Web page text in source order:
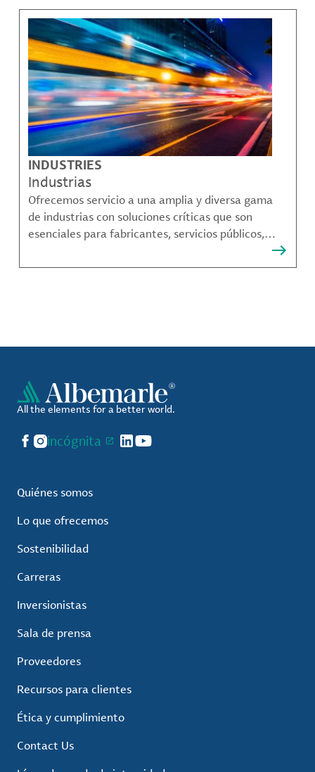
INDUSTRIES
Industrias
Ofrecemos servicio a una amplia y diversa gama
de industrias con soluciones críticas que son
esenciales para fabricantes, servicios públicos,
compuestos de materiales y mucho más.
All the elements for a better world.
Facebook
Instagram
incógnita LinkedIn
YouTube
Quiénes somos
Lo que ofrecemos
Sostenibilidad
Carreras
Inversionistas
Sala de prensa
Proveedores
Recursos para clientes
Ética y cumplimiento
Contact Us